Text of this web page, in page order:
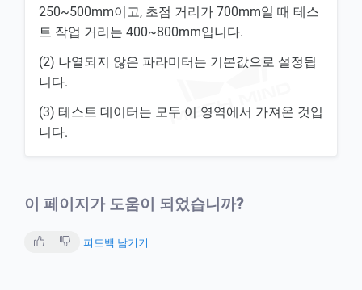
250~500mm이고, 초점 거리가 700mm일 때 테스
트 작업 거리는 400~800mm입니다.
(2) 나열되지 않은 파라미터는 기본값으로 설정됩
니다.
(3) 테스트 데이터는 모두 이 영역에서 가져온 것입
니다.
이 페이지가 도움이 되었습니까?
피드백 남기기